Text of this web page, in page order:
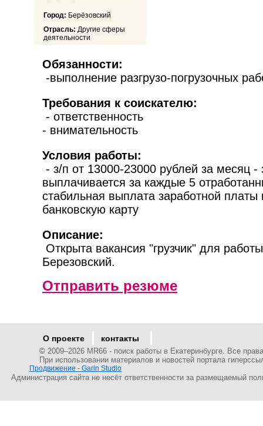
Город: Берёзовский
Отрасль: Другие сферы
деятельности
Обязанности:
-выполнение разгрузо-погрузочных
Требования к соискателю:
- ответственность
- внимательность
Условия работы:
- з/п от 13000-23000 рублей за месяц -
выплачивается за каждые 5
стабильная выплата заработной платы
банковскую карту
Описание:
Открыта вакансия "грузчик" для
Березовский.
Отправить резюме
О проекте контакты
© 2009–2026 MR66 - поиск работы в Екатеринбурге. Все
При использовании материалов и новостей портала
Продвижение - Garin Studio
Администрация сайта не несёт ответственности за размещаемый